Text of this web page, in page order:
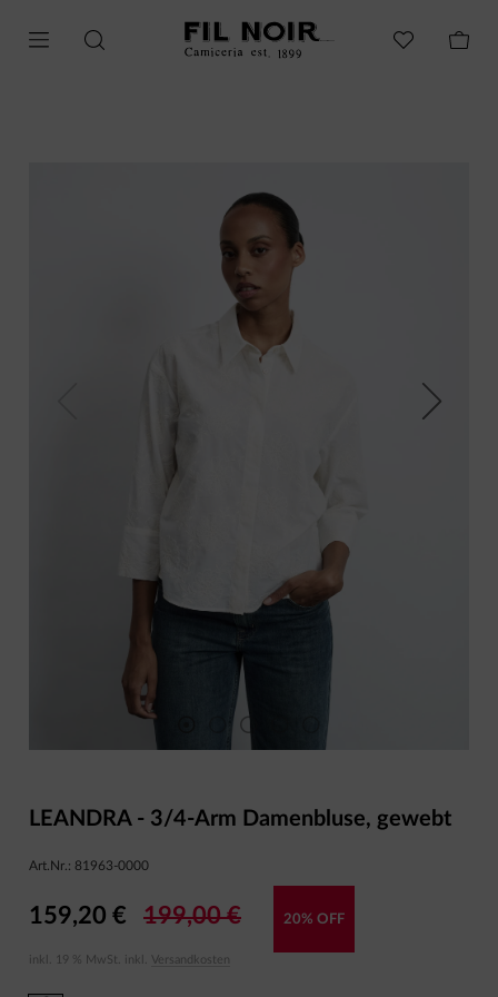
Next
LEANDRA - 3/4-Arm Damenbluse, gewebt
Art.Nr.: 81963-0000
159,20 € 199,00 € 20% OFF
inkl. 19 % MwSt. inkl. Versandkosten